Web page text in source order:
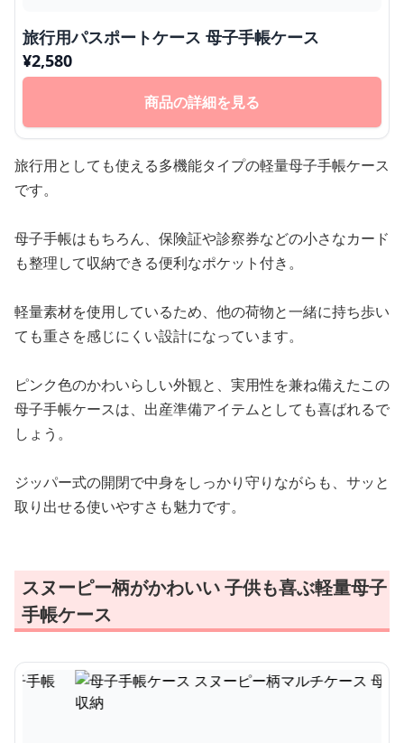
旅行用パスポートケース 母子手帳ケース
¥2,580
商品の詳細を見る
旅行用としても使える多機能タイプの軽量母子手帳ケース
です。
母子手帳はもちろん、保険証や診察券などの小さなカード
も整理して収納できる便利なポケット付き。
軽量素材を使用しているため、他の荷物と一緒に持ち歩い
ても重さを感じにくい設計になっています。
ピンク色のかわいらしい外観と、実用性を兼ね備えたこの
母子手帳ケースは、出産準備アイテムとしても喜ばれるで
しょう。
ジッパー式の開閉で中身をしっかり守りながらも、サッと
取り出せる使いやすさも魅力です。
スヌーピー柄がかわいい 子供も喜ぶ軽量母子
手帳ケース